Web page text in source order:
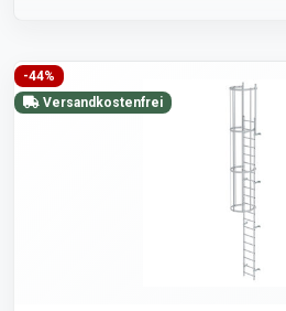
-44%
Versandkostenfrei